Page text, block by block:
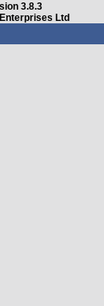
3.8.3
Ltd.